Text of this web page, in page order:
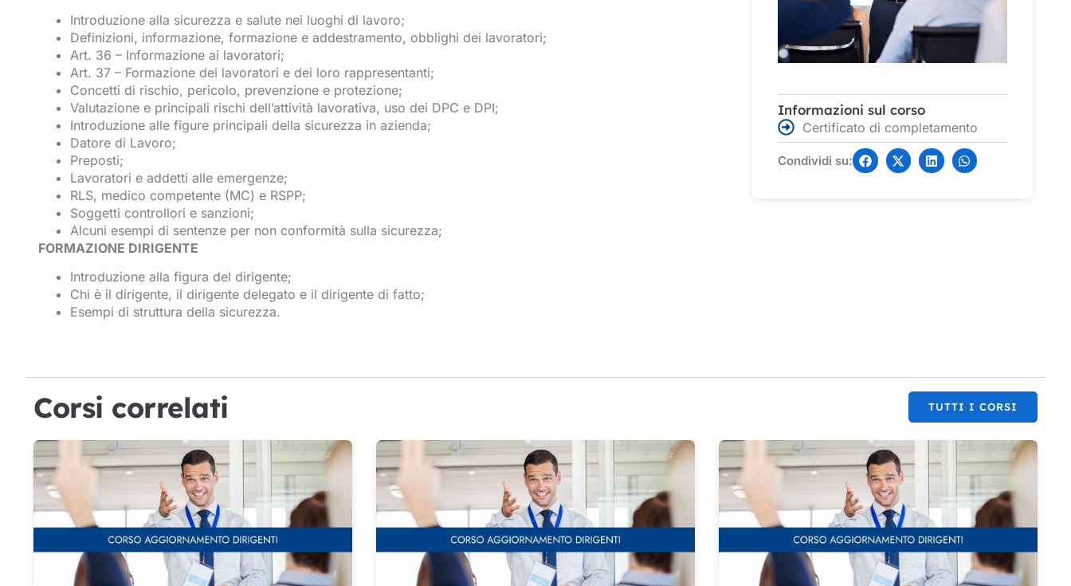
Introduzione alla sicurezza e salute nei luoghi di lavoro;
Definizioni, informazione, formazione e addestramento, obblighi dei lavoratori;
Art. 36 – Informazione ai lavoratori;
Art. 37 – Formazione dei lavoratori e dei loro rappresentanti;
Concetti di rischio, pericolo, prevenzione e protezione;
Valutazione e principali rischi dell’attività lavorativa, uso dei DPC e DPI;
Introduzione alle figure principali della sicurezza in azienda;
Datore di Lavoro;
Preposti;
Lavoratori e addetti alle emergenze;
RLS, medico competente (MC) e RSPP;
Soggetti controllori e sanzioni;
Alcuni esempi di sentenze per non conformità sulla sicurezza;
FORMAZIONE DIRIGENTE
Introduzione alla figura del dirigente;
Chi è il dirigente, il dirigente delegato e il dirigente di fatto;
Esempi di struttura della sicurezza.
Informazioni sul corso
Certificato di completamento
Condividi su:
Corsi correlati TUTTI I CORSI